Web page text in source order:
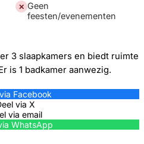
✕ Geen
feesten/evenementen
3 slaapkamers en biedt ruimte
is 1 badkamer aanwezig.
Facebook
via X
via email
WhatsApp